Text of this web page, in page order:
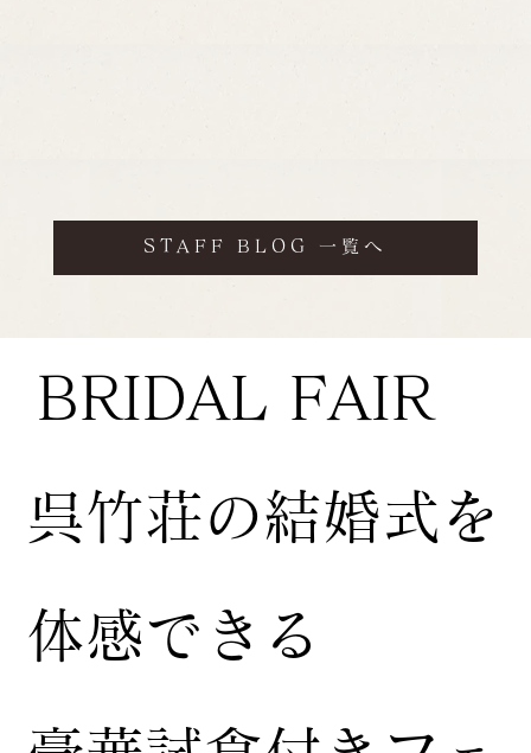
STAFF BLOG 一覧へ
BRIDAL FAIR
​呉竹荘の結婚式を
体感できる